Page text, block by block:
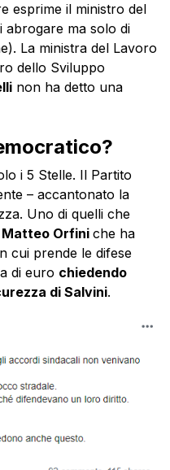
esprime il ministro del
abrogare ma solo di
La ministra del Lavoro
dello Sviluppo
non ha detto una
i 5 Stelle. Il Partito
– accantonato la
Uno di quelli che
Matteo Orfini che ha
cui prende le difese
di euro chiedendo
di Salvini.